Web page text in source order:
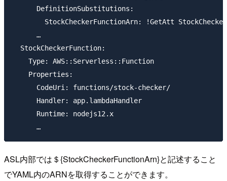
      DefinitionSubstitutions:
StockCheckerFunctionArn: !GetAtt
      …
  StockCheckerFunction:
    Type: AWS::Serverless::Function
    Properties:
      CodeUri: functions/stock-checker/
      Handler: app.lambdaHandler
      Runtime: nodejs12.x
ASL内部では＄{StockCheckerFunctionArn}と記述すること
でYAML内のARNを取得することができます。